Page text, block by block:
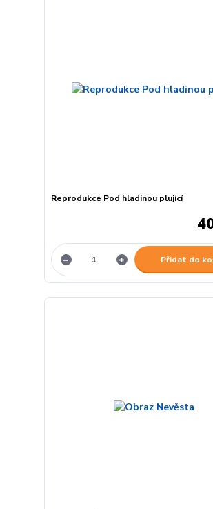
Reprodukce Pod hladinou plující
Přidat do